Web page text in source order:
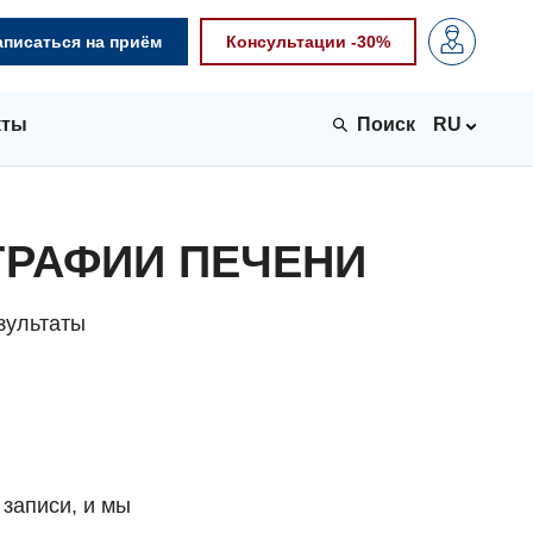
на приём Консультации -30%
RU
ПЕЧЕНИ
и мы